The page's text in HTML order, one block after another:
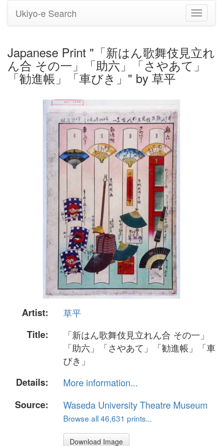
Toggle
Ukiyo-e Search
Japanese Print "「新はん歌舞伎見立れ
ん合 その一」「助六」「さやあて」
「勧進帳」「車びき」" by 草平
Artist:
草平
Title:
「新はん歌舞伎見立れん合 その一」
「助六」「さやあて」「勧進帳」「車
びき」
Details:
More information...
Source:
Waseda University Theatre Museum
Browse all 46,631 prints...
Download Image